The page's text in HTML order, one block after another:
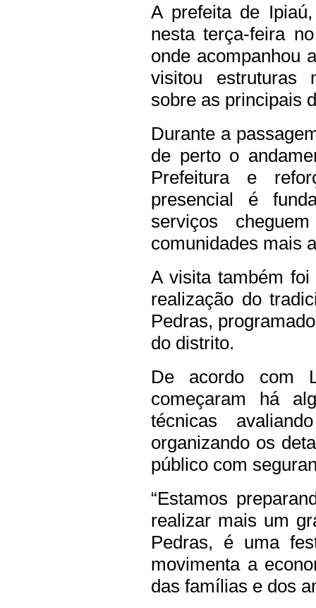
A prefeita de
nesta terça-feira
onde acompanhou
visitou estruturas
sobre as principais
Durante a
de perto o
Prefeitura e
presencial é
serviços
comunidades mais
A visita também
realização do
Pedras,
do distrito.
De acordo com
começaram há
técnicas
organizando os
público com
“Estamos
realizar mais um
Pedras, é uma
movimenta a
das famílias e dos